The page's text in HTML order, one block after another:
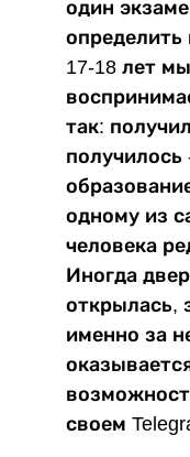
один
17-18 лет
так:
получилось
одному из
человека
Иногда
открылась,
именно за
своем